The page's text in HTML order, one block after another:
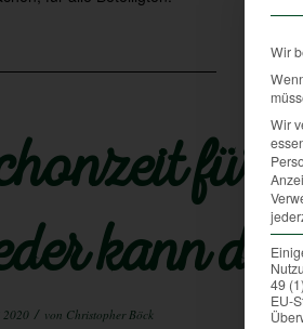
für
kann
2020 / von Christopher Böck
Wir
Wir
49
EU-